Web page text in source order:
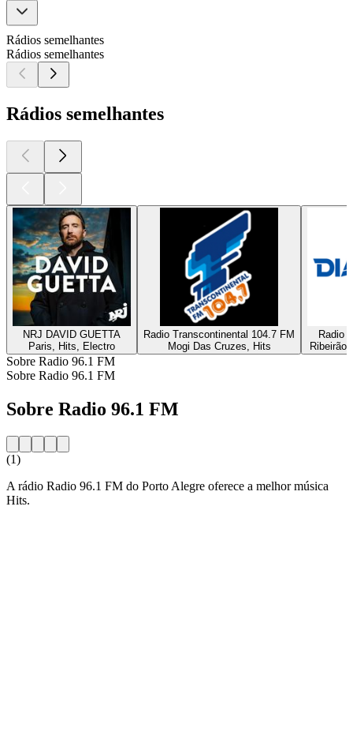
Rádios semelhantes
Rádios semelhantes
Rádios semelhantes
NRJ DAVID GUETTA
Paris, Hits, Electro
Radio Transcontinental 104.7 FM
Mogi Das Cruzes, Hits
Radio
Ribeirão
Sobre Radio 96.1 FM
Sobre Radio 96.1 FM
Sobre Radio 96.1 FM
(1)
A rádio Radio 96.1 FM do Porto Alegre oferece a melhor música
Hits.